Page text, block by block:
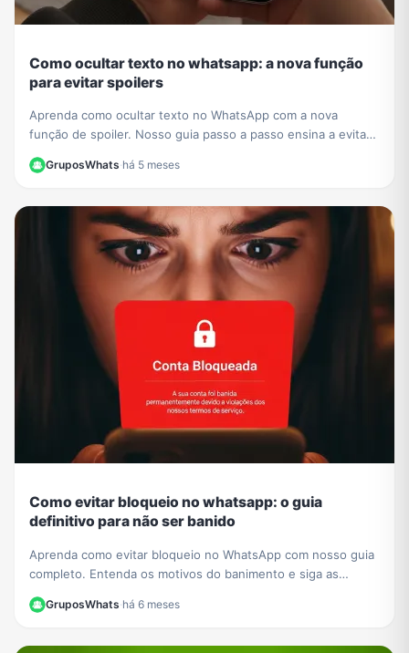
Como ocultar texto no whatsapp: a nova função
para evitar spoilers
Aprenda como ocultar texto no WhatsApp com a nova
função de spoiler. Nosso guia passo a passo ensina a evitar
revelar detalhes de séries e filmes em grupos.
GruposWhats·há 5 meses
Como evitar bloqueio no whatsapp: o guia
definitivo para não ser banido
Aprenda como evitar bloqueio no WhatsApp com nosso guia
completo. Entenda os motivos do banimento e siga as
GruposWhats·há 6 meses